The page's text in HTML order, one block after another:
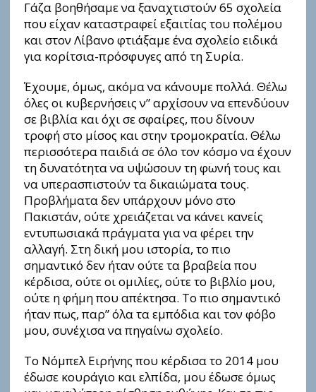
Γάζα βοηθήσαμε να ξαναχτιστούν 65 σχολεία
που είχαν καταστραφεί εξαιτίας του πολέμου
και στον Λίβανο φτιάξαμε ένα σχολείο ειδικά
για κορίτσια-πρόσφυγες από τη Συρία.
Έχουμε, όμως, ακόμα να κάνουμε πολλά. Θέλω
όλες οι κυβερνήσεις ν” αρχίσουν να επενδύουν
σε βιβλία και όχι σε σφαίρες, που δίνουν
τροφή στο μίσος και στην τρομοκρατία. Θέλω
περισσότερα παιδιά σε όλο τον κόσμο να έχουν
τη δυνατότητα να υψώσουν τη φωνή τους και
να υπερασπιστούν τα δικαιώματα τους.
Προβλήματα δεν υπάρχουν μόνο στο
Πακιστάν, ούτε χρειάζεται να κάνει κανείς
εντυπωσιακά πράγματα για να φέρει την
αλλαγή. Στη δική μου ιστορία, το πιο
σημαντικό δεν ήταν ούτε τα βραβεία που
κέρδισα, ούτε οι ομιλίες, ούτε το βιβλίο μου,
ούτε η φήμη που απέκτησα. Το πιο σημαντικό
ήταν πως, παρ” όλα τα εμπόδια και τον φόβο
μου, συνέχισα να πηγαίνω σχολείο.
Το Νόμπελ Eιρήvης που κέρδισα το 2014 μου
έδωσε κουράγιο και ελπίδα, μου έδωσε όμως